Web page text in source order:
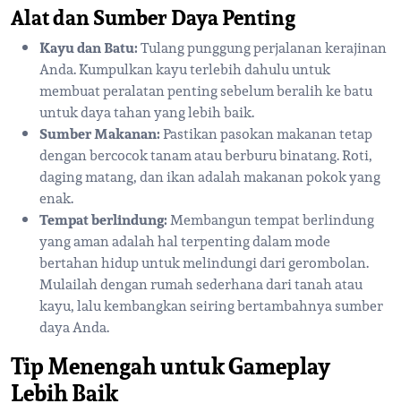
Alat dan Sumber Daya Penting
Kayu dan Batu:Tulang punggung perjalanan kerajinan
Anda. Kumpulkan kayu terlebih dahulu untuk
membuat peralatan penting sebelum beralih ke batu
untuk daya tahan yang lebih baik.
Sumber Makanan:Pastikan pasokan makanan tetap
dengan bercocok tanam atau berburu binatang. Roti,
daging matang, dan ikan adalah makanan pokok yang
enak.
Tempat berlindung:Membangun tempat berlindung
yang aman adalah hal terpenting dalam mode
bertahan hidup untuk melindungi dari gerombolan.
Mulailah dengan rumah sederhana dari tanah atau
kayu, lalu kembangkan seiring bertambahnya sumber
daya Anda.
Tip Menengah untuk Gameplay
Lebih Baik